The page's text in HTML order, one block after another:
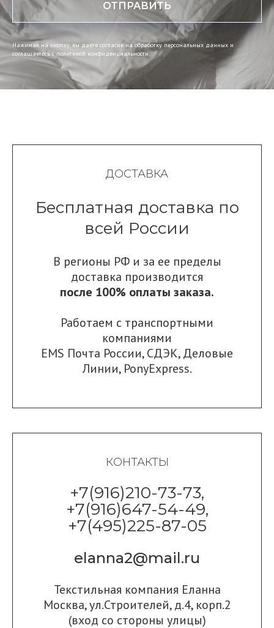
ОТПРАВИТЬ
Нажимая на кнопку, вы даете согласие на обработку персональных данных и
соглашаетесь c политикой конфиденциальности.
ДОСТАВКА
Бесплатная доставка по
всей России
В регионы РФ и за ее пределы
доставка производится
после 100% оплаты заказа.
Работаем с транспортными
компаниями
EMS Почта России,СДЭК,Деловые
Линии, PonyExpress.
КОНТАКТЫ
+7(916)210-73-73,
+7(916)647-54-49,
+7(495)225-87-05
elanna2@mail.ru
Текстильная компания Еланна
Москва, ул.Строителей, д.4, корп.2
(вход со стороны улицы)